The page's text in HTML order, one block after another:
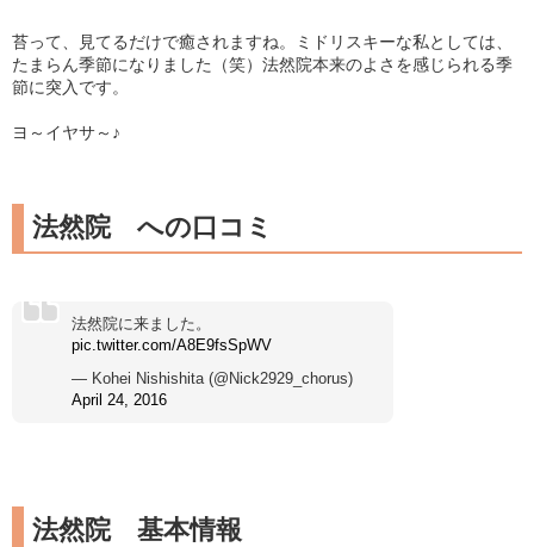
苔って、見てるだけで癒されますね。ミドリスキーな私としては、
たまらん季節になりました（笑）法然院本来のよさを感じられる季
節に突入です。
ヨ～イヤサ～♪
法然院 への口コミ
法然院に来ました。
pic.twitter.com/A8E9fsSpWV
— Kohei Nishishita (@Nick2929_chorus)
April 24, 2016
法然院 基本情報